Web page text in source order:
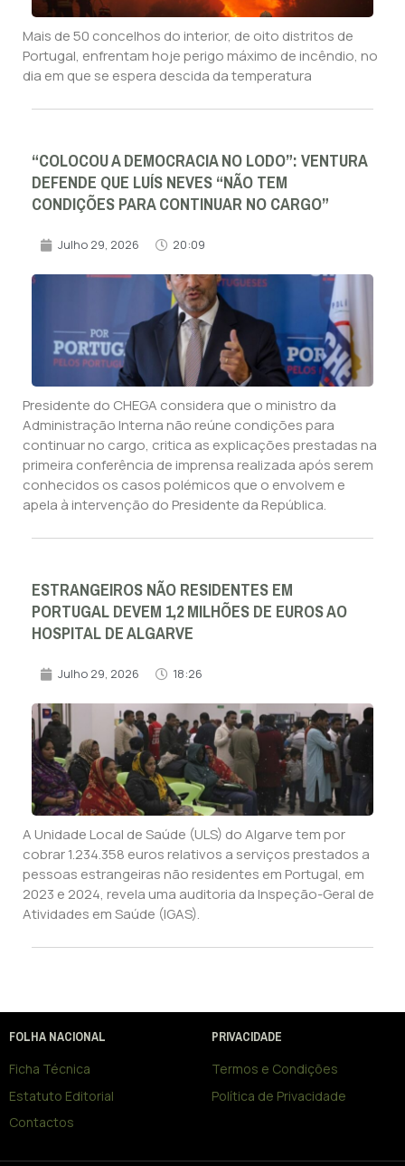
Mais de 50 concelhos do interior, de oito distritos de
Portugal, enfrentam hoje perigo máximo de incêndio, no
dia em que se espera descida da temperatura
“COLOCOU A DEMOCRACIA NO LODO”: VENTURA
DEFENDE QUE LUÍS NEVES “NÃO TEM
CONDIÇÕES PARA CONTINUAR NO CARGO”
Julho 29, 2026 20:09
Presidente do CHEGA considera que o ministro da
Administração Interna não reúne condições para
continuar no cargo, critica as explicações prestadas na
primeira conferência de imprensa realizada após serem
conhecidos os casos polémicos que o envolvem e
apela à intervenção do Presidente da República.
ESTRANGEIROS NÃO RESIDENTES EM
PORTUGAL DEVEM 1,2 MILHÕES DE EUROS AO
HOSPITAL DE ALGARVE
Julho 29, 2026 18:26
A Unidade Local de Saúde (ULS) do Algarve tem por
cobrar 1.234.358 euros relativos a serviços prestados a
pessoas estrangeiras não residentes em Portugal, em
2023 e 2024, revela uma auditoria da Inspeção-Geral de
Atividades em Saúde (IGAS).
FOLHA NACIONAL
Ficha Técnica
Estatuto Editorial
Contactos
PRIVACIDADE
Termos e Condições
Política de Privacidade